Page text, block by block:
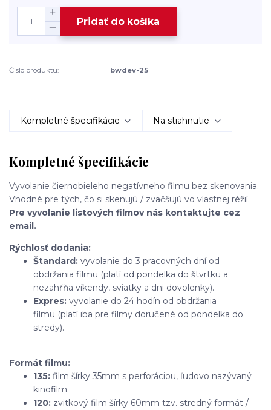
Pridať do košíka
Číslo produktu: bwdev-25
Kompletné špecifikácie Na stiahnutie
Kompletné špecifikácie
Vyvolanie čiernobieleho negatívneho filmu bez skenovania.
Vhodné pre tých, čo si skenujú / zväčšujú vo vlastnej réžií.
Pre vyvolanie listových filmov nás kontaktujte cez
email.
Rýchlosť dodania:
Štandard: vyvolanie do 3 pracovných dní od
obdržania filmu (platí od pondelka do štvrtku a
nezahŕňa víkendy, sviatky a dni dovolenky).
Expres: vyvolanie do 24 hodín od obdržania
filmu (platí iba pre filmy doručené od pondelka do
stredy).
Formát filmu:
135: film šírky 35mm s perforáciou, ľudovo nazývaný
kinofilm.
120: zvitkový film šírky 60mm tzv. stredný formát /